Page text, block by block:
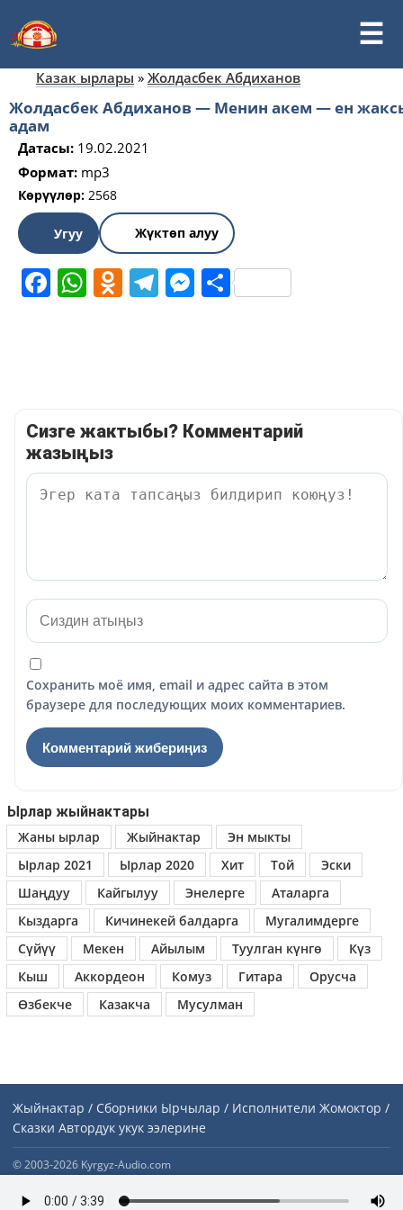
Казак ырлары » Жолдасбек Абдиханов
Жолдасбек Абдиханов — Менин акем — ен
адам
Датасы: 19.02.2021
Формат: mp3
Көрүүлөр: 2568
Угуу Жүктөп алуу
Facebook
WhatsApp
Odnoklassniki
Telegram
Messenger
Share
Сизге жактыбы? Комментарий
жазыңыз
Сохранить моё имя, email и адрес сайта в этом
браузере для последующих моих комментариев.
Ырлар жыйнактары
Жаны ырлар
Жыйнактар
Эн мыкты
Ырлар 2021
Ырлар 2020 Хит Той
Эски
Шаңдуу
Кайгылуу Энелерге
Аталарга
Кыздарга
Кичинекей балдарга
Мугалимдерге
Сүйүү
Мекен Айылым Туулган күнгө
Күз
Кыш
Аккордеон Комуз Гитара
Орусча
Өзбекче
Казакча Мусулман
Жыйнактар / Сборники Ырчылар / Исполнители Жомоктор /
Сказки Автордук укук ээлерине
© 2003-2026 Kyrgyz-Audio.com